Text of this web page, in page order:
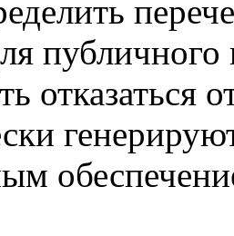
отказаться